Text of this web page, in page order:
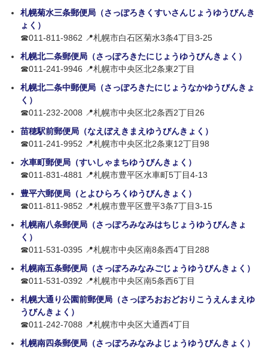
札幌菊水三条郵便局（さっぽろきくすいさんじょうゆうびんき
ょく）
☎011-811-9862 📍札幌市白石区菊水3条4丁目3-25
札幌北二条郵便局（さっぽろきたにじょうゆうびんきょく）
☎011-241-9946 📍札幌市中央区北2条東2丁目
札幌北二条中郵便局（さっぽろきたにじょうなかゆうびんきょ
く）
☎011-232-2008 📍札幌市中央区北2条西2丁目26
苗穂駅前郵便局（なえぼえきまえゆうびんきょく）
☎011-241-9952 📍札幌市中央区北2条東12丁目98
水車町郵便局（すいしゃまちゆうびんきょく）
☎011-831-4881 📍札幌市豊平区水車町5丁目4-13
豊平六郵便局（とよひらろくゆうびんきょく）
☎011-811-9852 📍札幌市豊平区豊平3条7丁目3-15
札幌南八条郵便局（さっぽろみなみはちじょうゆうびんきょ
く）
☎011-531-0395 📍札幌市中央区南8条西4丁目288
札幌南五条郵便局（さっぽろみなみごじょうゆうびんきょく）
☎011-531-0392 📍札幌市中央区南5条西6丁目
札幌大通り公園前郵便局（さっぽろおおどおりこうえんまえゆ
うびんきょく）
☎011-242-7088 📍札幌市中央区大通西4丁目
札幌南四条郵便局（さっぽろみなみよじょうゆうびんきょく）